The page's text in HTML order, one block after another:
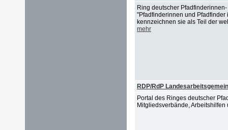
Ring deutscher
"Pfadfinderinnen und
kennzeichnen sie als Teil der
mehr
RDP/RdP
Portal des Ringes deutscher
Mitgliedsverbände, Arbeitshilfen